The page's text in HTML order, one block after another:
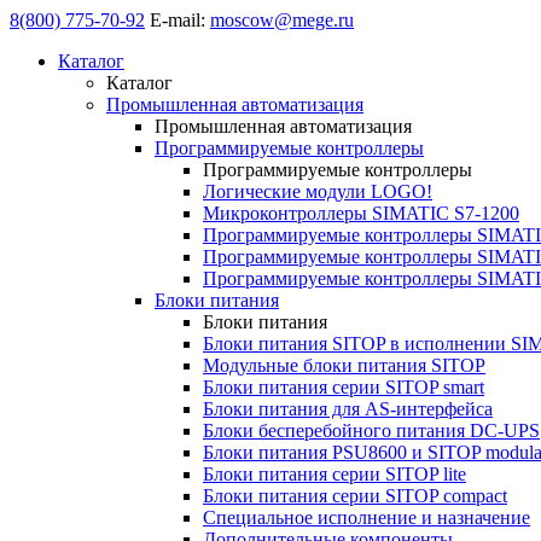
8(800) 775-70-92 E-mail: moscow@mege.ru
Каталог
Каталог
Промышленная автоматизация
Промышленная автоматизация
Программируемые контроллеры
Программируемые контроллеры
Логические модули LOGO!
Микроконтроллеры SIMATIC S7-1200
Программируемые контроллеры
Программируемые контроллеры
Программируемые контроллеры
Блоки питания
Блоки питания
Блоки питания SITOP в исполнении
Модульные блоки питания SITOP
Блоки питания серии SITOP smart
Блоки питания для AS-интерфейса
Блоки бесперебойного питания DC-UPS
Блоки питания PSU8600 и SITOP
Блоки питания серии SITOP lite
Блоки питания серии SITOP compact
Специальное исполнение и назначение